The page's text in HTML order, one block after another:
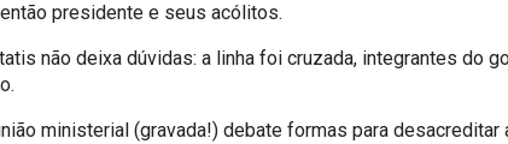
presidente e seus acólitos.
não deixa dúvidas: a linha foi cruzada, integrantes do
ministerial (gravada!) debate formas para